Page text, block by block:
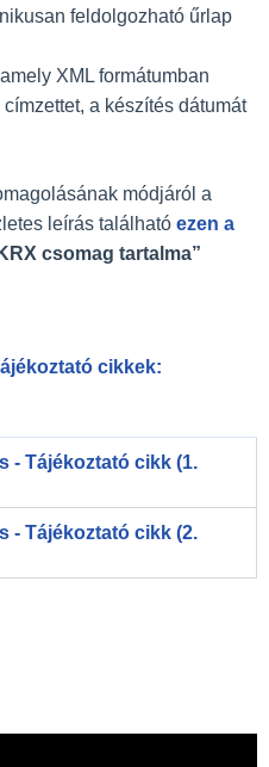
feldolgozható űrlap
XML formátumban
a készítés dátumát
módjáról a
leírás található ezen a
csomag tartalma”
cikkek:
- Tájékoztató cikk (1.
- Tájékoztató cikk (2.